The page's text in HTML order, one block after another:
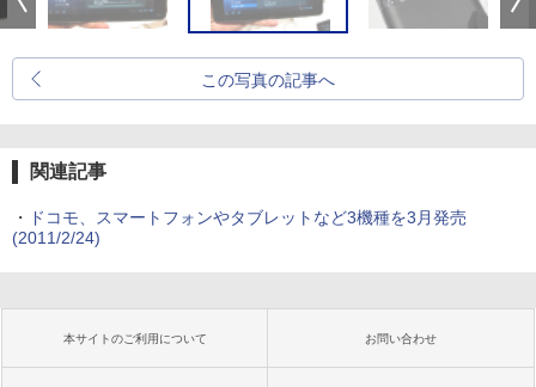
この写真の記事へ
関連記事
・
ドコモ、スマートフォンやタブレットなど3機種を3月発売
(2011/2/24)
本サイトのご利用について お問い合わせ